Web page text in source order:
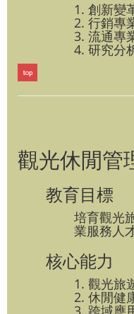
1. 創新變
2. 行銷專
3. 流通專
4. 研究分
觀光休閒管
教育目標
培育觀光
業服務人才
核心能力
1. 觀光旅
2. 休閒健